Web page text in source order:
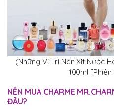
(Những Vị Trí Nên Xịt Nước
100ml
NÊN MUA CHARME
ĐÂU?